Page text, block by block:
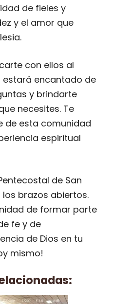
de fieles y
y el amor que
con ellos al
estará encantado de
y brindarte
necesites. Te
de esta comunidad
espiritual
de San
brazos abiertos.
de formar parte
fe y de
de Dios en tu
mismo!